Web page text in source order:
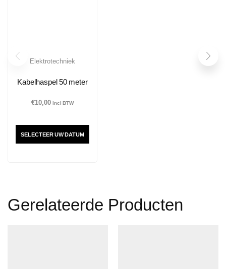
Elektrotechniek
Kabelhaspel 50 meter
€10,00 incl BTW
SELECTEER UW DATUM
Gerelateerde Producten